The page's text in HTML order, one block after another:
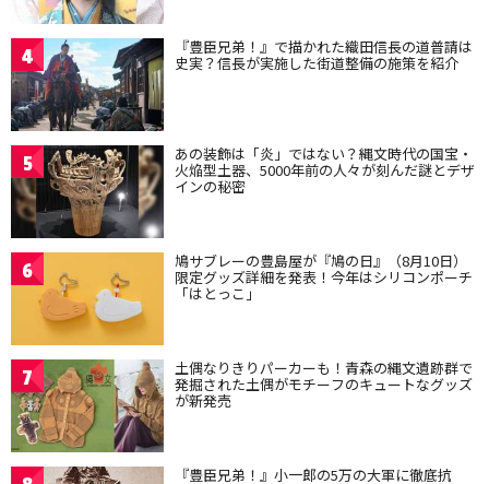
4 『豊臣兄弟！』で描かれた織田信長の道普請は
史実？信長が実施した街道整備の施策を紹介
5 あの装飾は「炎」ではない？縄文時代の国宝・
火焔型土器、5000年前の人々が刻んだ謎とデザ
インの秘密
6 鳩サブレーの豊島屋が『鳩の日』（8月10日）
限定グッズ詳細を発表！今年はシリコンポーチ
「はとっこ」
7 土偶なりきりパーカーも！青森の縄文遺跡群で
発掘された土偶がモチーフのキュートなグッズ
が新発売
『豊臣兄弟！』小一郎の5万の大軍に徹底抗